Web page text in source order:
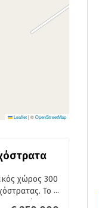
Leaflet |©OpenStreetMap
χώρος 300
Το ...